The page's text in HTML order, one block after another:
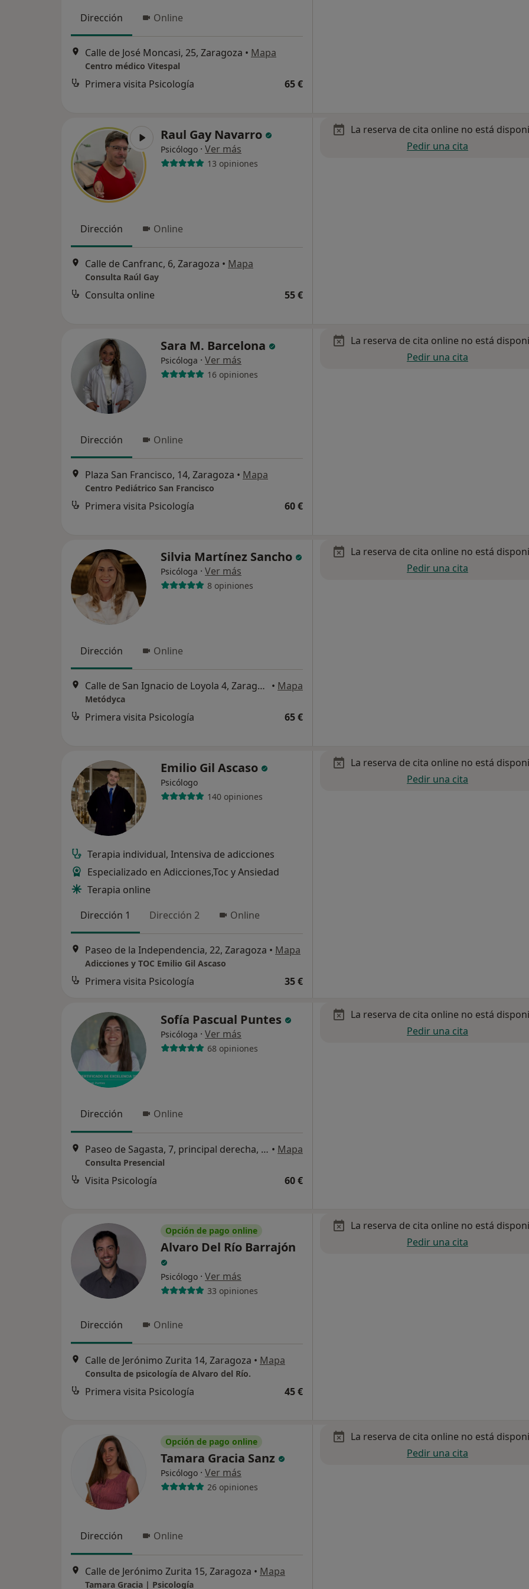
Dirección Online
Calle de José Moncasi, 25, Zaragoza • Mapa
Centro médico Vitespal
Primera visita Psicología 65 €
Raul Gay Navarro
Psicólogo · Ver más
13 opiniones
Dirección Online
Calle de Canfranc, 6, Zaragoza • Mapa
Consulta Raúl Gay
Consulta online 55 €
La reserva de cita online no está
Pedir una cita
Sara M. Barcelona
Psicóloga · Ver más
16 opiniones
Dirección Online
Plaza San Francisco, 14, Zaragoza • Mapa
Centro Pediátrico San Francisco
Primera visita Psicología 60 €
La reserva de cita online no está
Pedir una cita
Silvia Martínez Sancho
Psicóloga · Ver más
8 opiniones
Dirección Online
Calle de San Ignacio de Loyola 4, Zaragoza • Mapa
Metódyca
Primera visita Psicología 65 €
La reserva de cita online no está
Pedir una cita
Emilio Gil Ascaso
Psicólogo
140 opiniones
Terapia individual, Intensiva de adicciones
Especializado en Adicciones,Toc y Ansiedad
Terapia online
Dirección 1
Dirección 2 Online
Paseo de la Independencia, 22, Zaragoza • Mapa
Adicciones y TOC Emilio Gil Ascaso
Primera visita Psicología 35 €
La reserva de cita online no está
Pedir una cita
Sofía Pascual Puntes
Psicóloga · Ver más
68 opiniones
Dirección Online
Paseo de Sagasta, 7, principal derecha, Zaragoza • Mapa
Consulta Presencial
Visita Psicología 60 €
La reserva de cita online no está
Pedir una cita
Opción de pago online
Alvaro Del Río Barrajón
Psicólogo · Ver más
33 opiniones
Dirección Online
Calle de Jerónimo Zurita 14, Zaragoza • Mapa
Consulta de psicología de Alvaro del Río.
Primera visita Psicología 45 €
La reserva de cita online no está
Pedir una cita
Opción de pago online
Tamara Gracia Sanz
Psicólogo · Ver más
26 opiniones
Dirección Online
Calle de Jerónimo Zurita 15, Zaragoza • Mapa
Tamara Gracia | Psicología
La reserva de cita online no está
Pedir una cita